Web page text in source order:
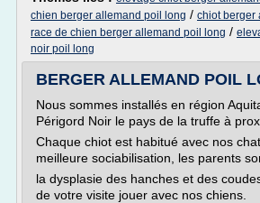
chien berger allemand poil long / chiot berger
race de chien berger allemand poil long /
noir poil long
BERGER ALLEMAND POIL
Nous sommes installés en région
Périgord Noir le pays de la truffe à
Chaque chiot est habitué avec nos
meilleure sociabilisation, les parents
la dysplasie des hanches et des
de votre visite jouer avec nos chiens.